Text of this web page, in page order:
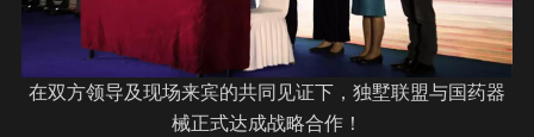
在双方领导及现场来宾的共同见证下，独墅联盟与国药器
械正式达成战略合作！